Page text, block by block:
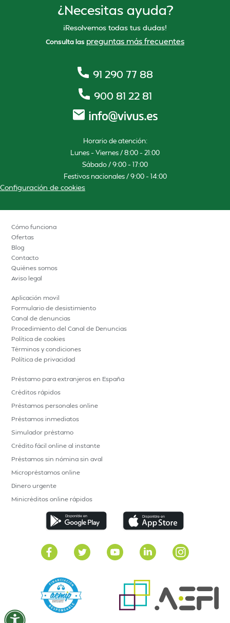
¿Necesitas ayuda?
¡Resolvemos todas tus dudas!
Consulta las preguntas más frecuentes
91 290 77 88
900 81 22 81
Horario de atención:
Lunes – Viernes / 8:00 – 21:00
Sábado / 9:00 – 17:00
Festivos nacionales / 9:00 – 14:00
Configuración de cookies
Cómo funciona
Ofertas
Blog
Contacto
Quiénes somos
Aviso legal
Aplicación movil
Formulario de desistimiento
Canal de denuncias
Procedimiento del Canal de Denuncias
Política de cookies
Términos y condiciones
Política de privacidad
Préstamo para extranjeros en España
Créditos rápidos
Préstamos personales online
Préstamos inmediatos
Simulador préstamo
Crédito fácil online al instante
Préstamos sin nómina sin aval
Micropréstamos online
Dinero urgente
Minicréditos online rápidos